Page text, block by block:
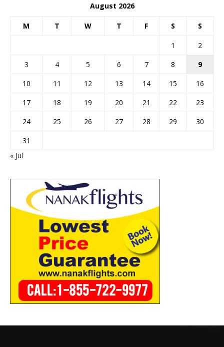
August 2026
M T W T F S S
1
2
3
4 5 6 7 8
9
10
11 12 13 14 15
16
17
18 19 20 21 22
23
24
25 26 27 28 29
30
31
« Jul